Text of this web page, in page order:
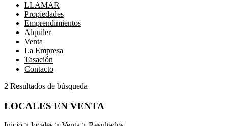
LLAMAR
Propiedades
Emprendimientos
Alquiler
Venta
La Empresa
Tasación
Contacto
2 Resultados de búsqueda
LOCALES EN VENTA